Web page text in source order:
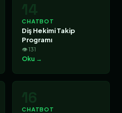
14
CHATBOT
Diş Hekimi Takip
Programı
👁 131
Oku →
16
CHATBOT